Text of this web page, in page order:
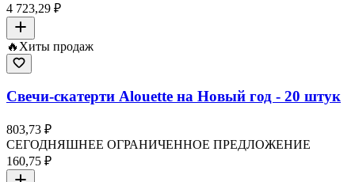
4 723,29 ₽
🔥 Хиты продаж
Свечи-скатерти Alouette на Новый год - 20 штук
803,73 ₽
СЕГОДНЯШНЕЕ ОГРАНИЧЕННОЕ ПРЕДЛОЖЕНИЕ
160,75 ₽